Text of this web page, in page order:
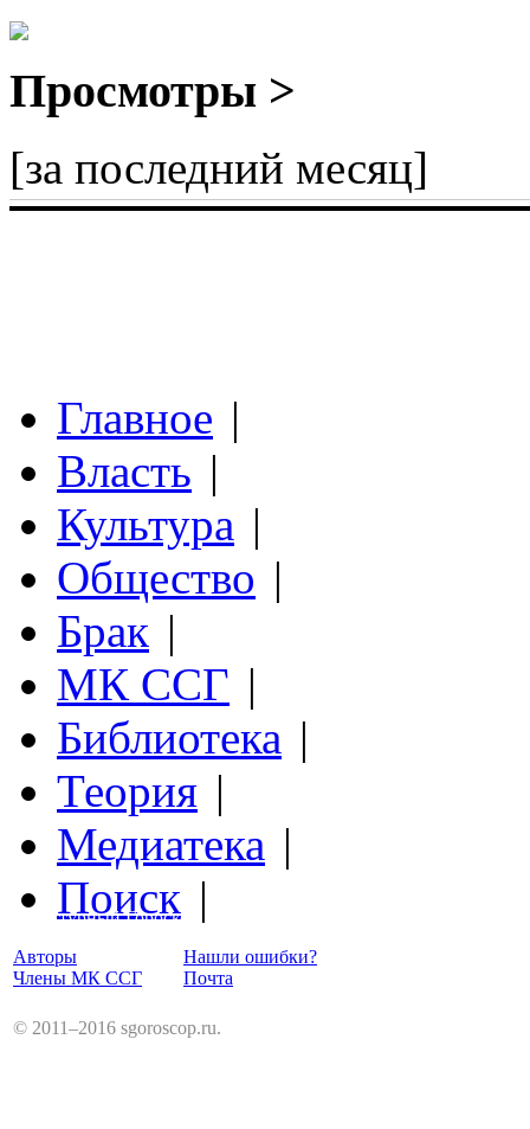
Просмотры >
[за последний месяц]
Главное |
Власть |
Культура |
Общество |
Брак |
МК ССГ |
Библиотека |
Теория |
Медиатека |
Поиск |
Структурный Гороскоп
Авторы
Члены МК ССГ
Нашли ошибки?
Почта
© 2011–2016 sgoroscop.ru.